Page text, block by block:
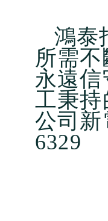
鴻泰
所需
永遠
工秉
公司新
6329